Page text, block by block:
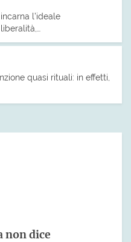
l’ideale
quasi rituali: in effetti,
non dice